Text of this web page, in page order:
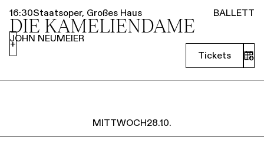
16:30Staatsoper, Großes Haus BALLETT
DIE KAMELIEN­DAME
JOHN NEUMEIER
Tickets
+
MITTWOCH28.10.